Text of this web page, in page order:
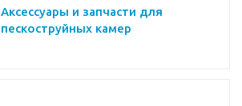
Аксессуары и запчасти для
пескоструйных камер